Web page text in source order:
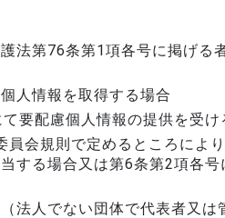
法第76条第1項各号に掲げる
人情報を取得する場合
要配慮個人情報の提供を受け
会規則で定めるところによ
する場合又は第6条第2項各
法人でない団体で代表者又は